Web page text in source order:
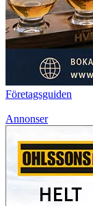
Företagsguiden
Annonser